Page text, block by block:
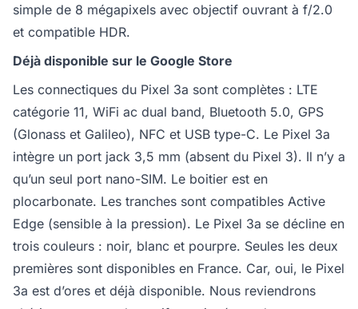
simple de 8 mégapixels avec objectif ouvrant à f/2.0
et compatible HDR.
Déjà disponible sur le Google Store
Les connectiques du Pixel 3a sont complètes : LTE
catégorie 11, WiFi ac dual band, Bluetooth 5.0, GPS
(Glonass et Galileo), NFC et USB type-C. Le Pixel 3a
intègre un port jack 3,5 mm (absent du Pixel 3). Il n’y a
qu’un seul port nano-SIM. Le boitier est en
plocarbonate. Les tranches sont compatibles Active
Edge (sensible à la pression). Le Pixel 3a se décline en
trois couleurs : noir, blanc et pourpre. Seules les deux
premières sont disponibles en France. Car, oui, le Pixel
3a est d’ores et déjà disponible. Nous reviendrons